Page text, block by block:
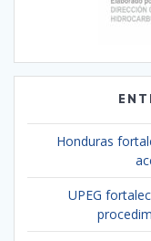
Honduras
UPEG